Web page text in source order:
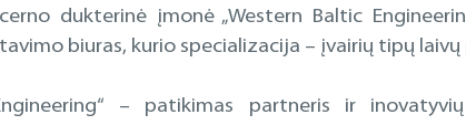
dukterinė įmonė „Western Baltic
biuras, kurio specializacija – įvairių tipų
– patikimas partneris ir